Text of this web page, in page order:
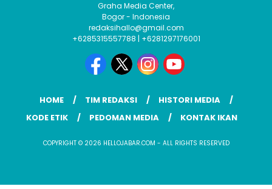
Graha Media Center,
Bogor - Indonesia
redaksihallo@gmail.com
+6285315557788 | +6281297176001
HOME TIM REDAKSI
HISTORI MEDIA
KODE ETIK
PEDOMAN MEDIA KONTAK IKAN
COPYRIGHT © 2026 HELLOJABAR.COM - ALL RIGHTS RESERVED